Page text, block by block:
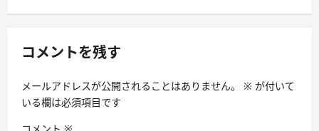
ー
ョ
コメントを残す
メールアドレスが公開されることはありません。 ※ が付いて
いる欄は必須項目です